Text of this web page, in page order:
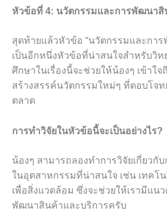
หัวข้อที่ 4: นวัตกรรมและการพัฒนาสิ
สุดท้ายแล้วหัวข้อ “นวัตกรรมและกา
เป็นอีกหนึ่งหัวข้อที่น่าสนใจสำหรับวิ
ศึกษาในเรื่องนี้จะช่วยให้น้องๆ เข้าใจ
สร้างสรรค์นวัตกรรมใหม่ๆ ที่ตอบโจ
ตลาด
การทำวิจัยในหัวข้อนี้จะเป็นอย่างไร?
น้องๆ สามารถลองทำการวิจัยเกี่ยว
ในอุตสาหกรรมที่น่าสนใจ เช่น เทค
เพื่อสิ่งแวดล้อม ซึ่งจะช่วยให้เรามีแน
พัฒนาสินค้าและบริการครับ